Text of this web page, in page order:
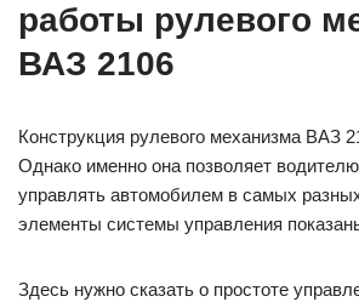
работы рулевого
ВАЗ 2106
Конструкция рулевого механизма ВАЗ
Однако именно она позволяет
управлять автомобилем в самых
элементы системы управления
Здесь нужно сказать о простоте